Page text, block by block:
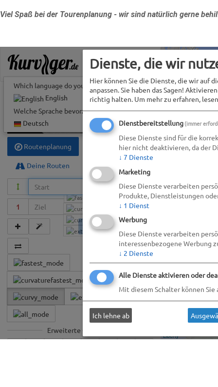
Viel Spaß bei der Tourenplanung - wir sind natürlich gerne